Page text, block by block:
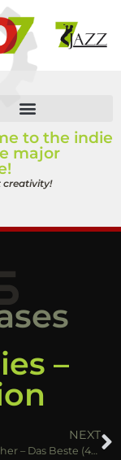
to the indie
major
creativity!
–
NEXT
Gotthilf Fischer – Das Beste (4CD)